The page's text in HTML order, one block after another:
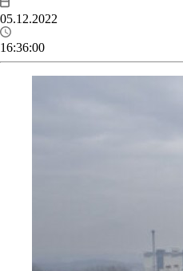
05.12.2022
16:36:00